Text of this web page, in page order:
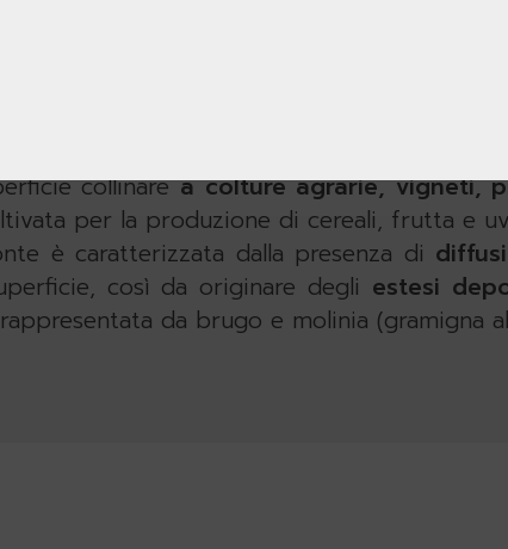
aree umide con
misto con
. Tra le specie
a pannocchia, visibile tra giugno
esposti
collinarea colture agrarie, vigneti,
per la produzione di cereali, frutta e
è caratterizzata dalla presenza di
così da originare degli estesi
da brugo e molinia (gramigna